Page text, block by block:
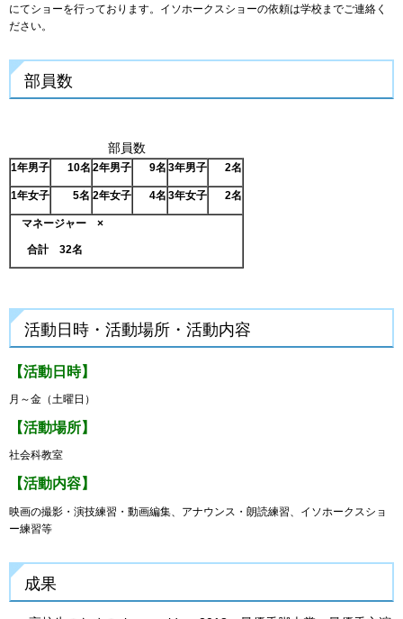
にてショーを行っております。イソホークスショーの依頼は学校までご連絡く
ださい。
部員数
部員数
1年男子 10名 2年男子 9名 3年男子 2名
1年女子 5名 2年女子 4名 3年女子 2名
マネージャー ×
合計 32名
活動日時・活動場所・活動内容
【活動日時】
月～金（土曜日）
【活動場所】
社会科教室
【活動内容】
映画の撮影・演技練習・動画編集、アナウンス・朗読練習、イソホークスショ
ー練習等
成果